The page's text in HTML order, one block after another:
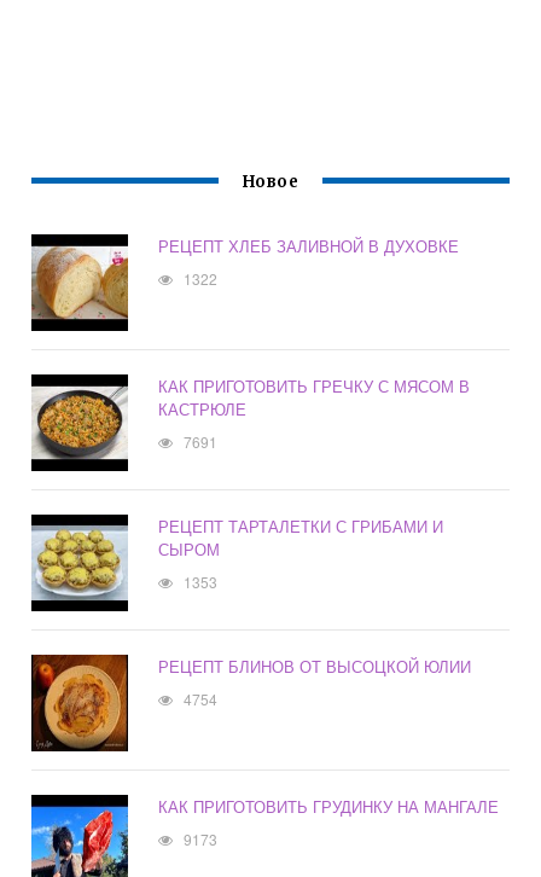
Новое
РЕЦЕПТ ХЛЕБ ЗАЛИВНОЙ В ДУХОВКЕ
1322
КАК ПРИГОТОВИТЬ ГРЕЧКУ С МЯСОМ В
КАСТРЮЛЕ
7691
РЕЦЕПТ ТАРТАЛЕТКИ С ГРИБАМИ И
СЫРОМ
1353
РЕЦЕПТ БЛИНОВ ОТ ВЫСОЦКОЙ ЮЛИИ
4754
КАК ПРИГОТОВИТЬ ГРУДИНКУ НА МАНГАЛЕ
9173